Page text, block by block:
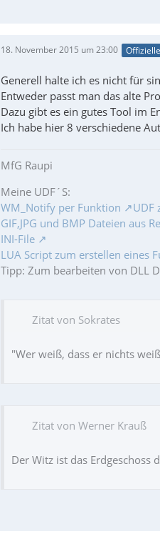
18. November 2015 um 23:00
Generell halte ich es nicht für
Entweder passt man das alte
Dazu gibt es ein gutes Tool im
Ich habe hier 8 verschiedene
MfG Raupi
Meine UDF´S:
WM_Notify per Funktion
UDF
GIF,JPG und BMP Dateien aus
INI-File
LUA Script zum erstellen eines
Tipp: Zum bearbeiten von DLL
Zitat von Sokrates
"Wer weiß, dass er nichts
Zitat von Werner Krauß
Der Witz ist das Erdgeschoss